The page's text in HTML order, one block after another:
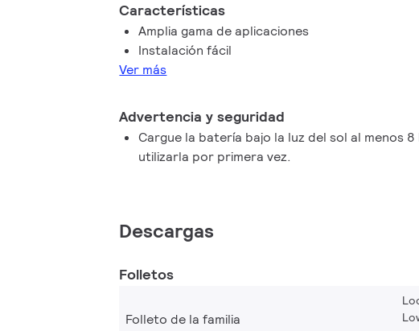
Características
Amplia gama de aplicaciones
Instalación fácil
Ver más
Advertencia y seguridad
Cargue la batería bajo la luz del sol al menos
utilizarla por primera vez.
Descargas
Folletos
Folleto de la familia